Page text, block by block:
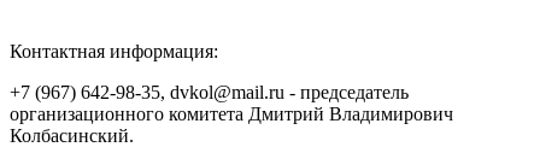
Контактная информация:
+7 (967) 642-98-35, dvkol@mail.ru - председатель
организационного комитета Дмитрий Владимирович
Колбасинский.